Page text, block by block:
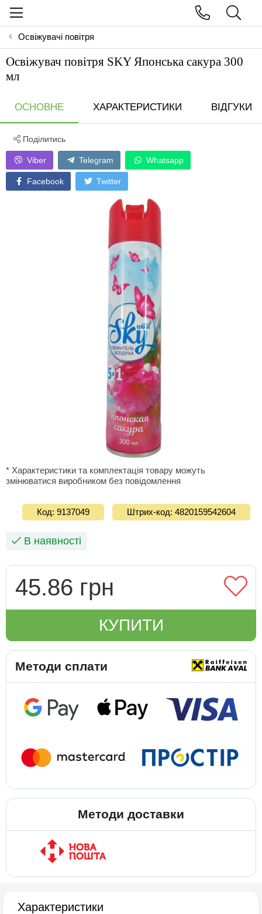
Освіжувачі повітря
Освіжувач повітря SKY Японська сакура 300
мл
ОСНОВНЕ ХАРАКТЕРИСТИКИ ВІДГУКИ
Поділитись
Viber Telegram Whatsapp
Facebook Twitter
* Характеристики та комплектація товару можуть
змінюватися виробником без повідомлення
Код: 9137049 Штрих-код: 4820159542604
В наявності
45.86 грн
КУПИТИ
Методи сплати
Методи доставки
Характеристики